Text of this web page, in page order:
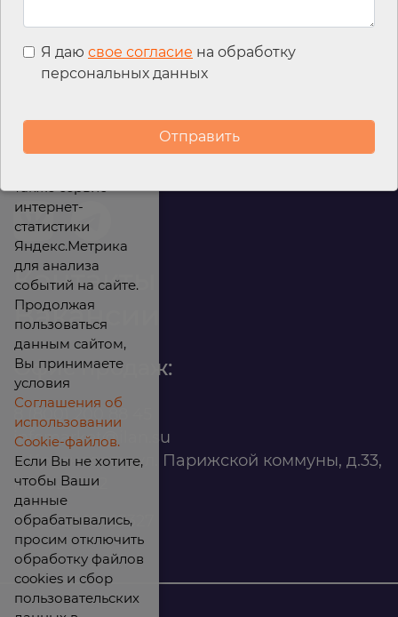
Контакты
Вакансии
Офис продаж:
infomarket@ilan.su
г. Красноярск, ул. Парижской коммуны, д.33,
помещ. 302
ИНН: 2465263327
Я даю свое согласие на обработку
персональных данных
файлы cookies для
улучшения
также сервис
интернет-
статистики
Яндекс.Метрика
для анализа
событий на сайте.
Продолжая
пользоваться
данным сайтом,
Вы принимаете
условия
Соглашения об
использовании
Cookie-файлов.
Если Вы не хотите,
чтобы Ваши
данные
обрабатывались,
просим отключить
обработку файлов
cookies и сбор
пользовательских